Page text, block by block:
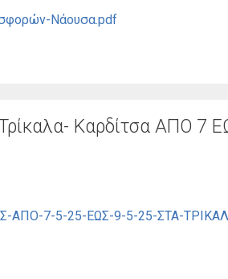
Νάουσα.pdf
Καρδίτσα ΑΠΟ 7
7-5-25-ΕΩΣ-9-5-25-ΣΤΑ-